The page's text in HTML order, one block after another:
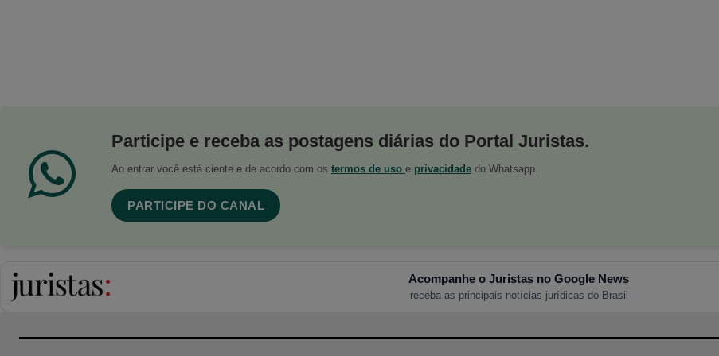
Participe e receba as postagens diárias do Portal Juristas.
Ao entrar você está ciente e de acordo com os termos de uso e privacidade do Whatsapp.
PARTICIPE DO CANAL
Acompanhe o Juristas no Google News
receba as principais notícias jurídicas do Brasil